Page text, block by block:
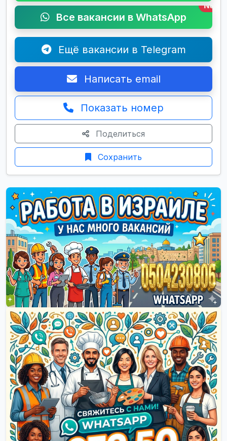
Все вакансии в WhatsApp
New
Ещё вакансии в Telegram
Написать email
Показать номер
Поделиться
Сохранить